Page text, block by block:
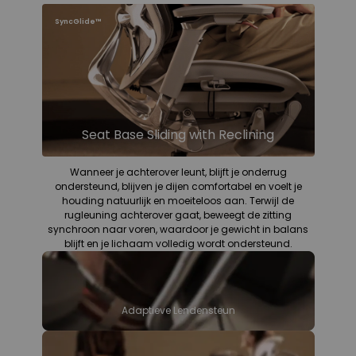
Seat Base Sliding with Reclining
SyncGlide™
Wanneer je achterover leunt, blijft je onderrug
ondersteund, blijven je dijen comfortabel en voelt je
houding natuurlijk en moeiteloos aan. Terwijl de
rugleuning achterover gaat, beweegt de zitting
synchroon naar voren, waardoor je gewicht in balans
blijft en je lichaam volledig wordt ondersteund.
Adaptieve Lendensteun